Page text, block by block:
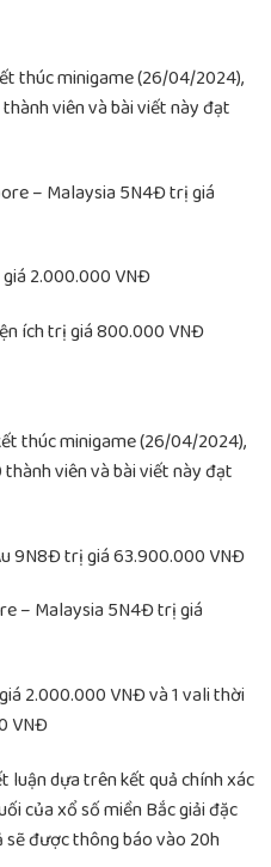
thúc minigame (26/04/2024),
viên và bài viết này đạt
– Malaysia 5N4Đ trị giá
giá 2.000.000 VNĐ
ích trị giá 800.000 VNĐ
thúc minigame (26/04/2024),
viên và bài viết này đạt
9N8Đ trị giá 63.900.000 VNĐ
– Malaysia 5N4Đ trị giá
2.000.000 VNĐ và 1 vali thời
VNĐ
luận dựa trên kết quả chính xác
của xổ số miền Bắc giải đặc
được thông báo vào 20h